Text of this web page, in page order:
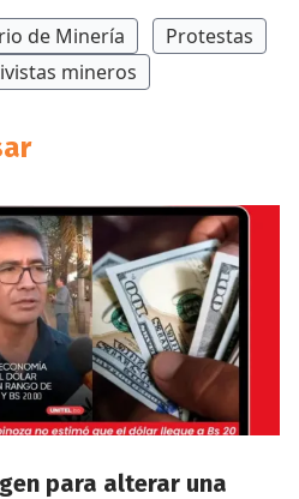
de Minería
Protestas
mineros
para alterar una